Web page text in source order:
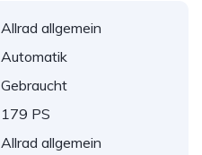
Allrad allgemein
Automatik
Gebraucht
179 PS
Allrad allgemein